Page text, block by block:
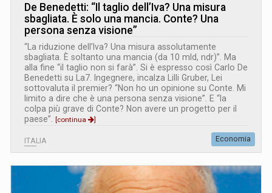
De Benedetti: “Il taglio dell’Iva? Una misura
sbagliata. È solo una mancia. Conte? Una
persona senza visione”
“La riduzione dell’Iva? Una misura assolutamente
sbagliata. È soltanto una mancia (da 10 mld, ndr)”. Ma
alla fine “il taglio non si farà”. Si è espresso così Carlo De
Benedetti su La7. Ingegnere, incalza Lilli Gruber, Lei
sottovaluta il premier? “Non ho un opinione su Conte. Mi
limito a dire che è una persona senza visione”. E “la
colpa più grave di Conte? Non avere un progetto per il
paese”.
[continua ]
ITALIA Economia